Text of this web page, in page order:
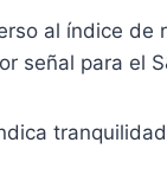
al índice de
señal para el